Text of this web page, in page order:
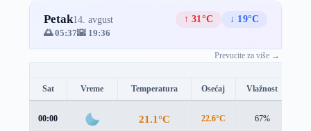
Petak14. avgust ↑ 31°C
↓ 19°C
🌅 05:37🌇 19:36
Prevucite za više →
Sat Vreme Temperatura Osećaj Vlažnost
00:00 21.1°C 22.6°C 67%